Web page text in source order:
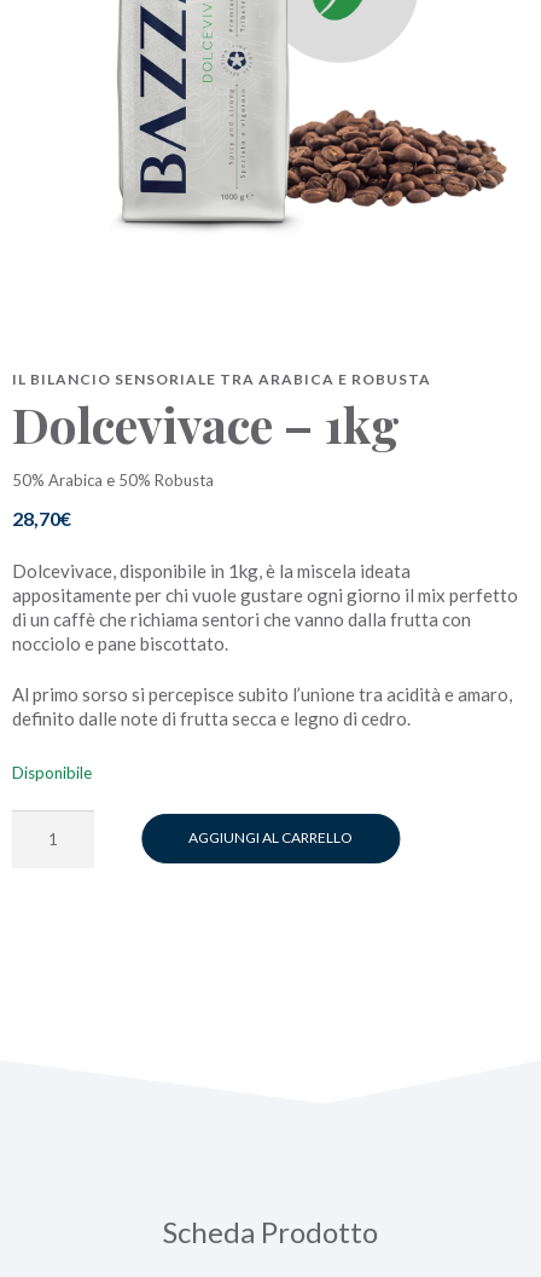
BAZZARA ESPRESSO
Academy Bazzara
B2B
AREA RISERVATA
Hai bisogno d’aiuto?
Il mio account
IL BILANCIO SENSORIALE TRA ARABICA E ROBUSTA
Dolcevivace – 1kg
50% Arabica e 50% Robusta
28,70€
Dolcevivace, disponibile in 1kg, è la miscela ideata
appositamente per chi vuole gustare ogni giorno il mix perfetto
di un caffè che richiama sentori che vanno dalla frutta con
nocciolo e pane biscottato.
Al primo sorso si percepisce subito l’unione tra acidità e amaro,
definito dalle note di frutta secca e legno di cedro.
Disponibile
AGGIUNGI AL CARRELLO
Scheda Prodotto